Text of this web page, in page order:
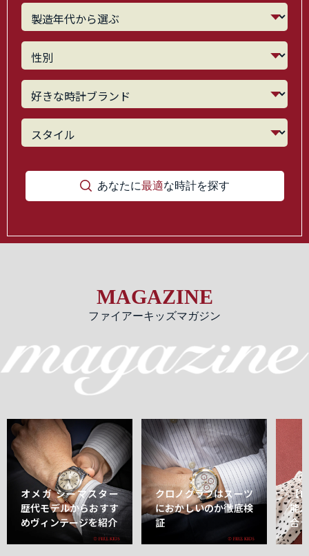
あなたに最適な時計を探す
MAGAZINE
ファイアーキッズマガジン
オメガ シーマスター
歴代モデルからおすす
めヴィンテージを紹介
クロノグラフはスーツ
におかしいのか徹底検
証
【
能
合